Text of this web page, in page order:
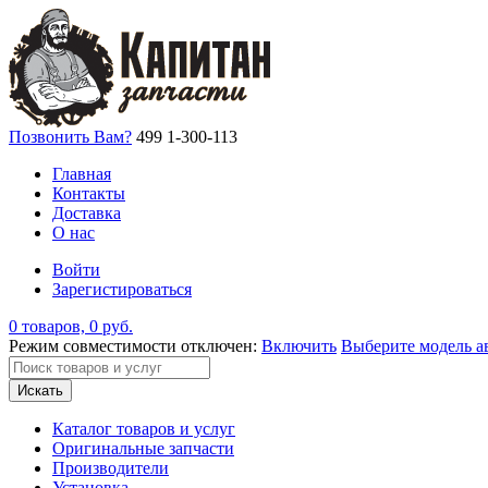
Позвонить Вам? 499 1-300-113
Главная
Контакты
Доставка
О нас
Войти
Зарегистироваться
0 товаров, 0 руб.
Режим совместимости отключен: Включить Выберите модель
Искать
Каталог товаров и услуг
Оригинальные запчасти
Производители